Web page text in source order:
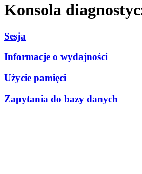
Konsola
Sesja
Informacje o wydajności
Użycie pamięci
Zapytania do bazy danych